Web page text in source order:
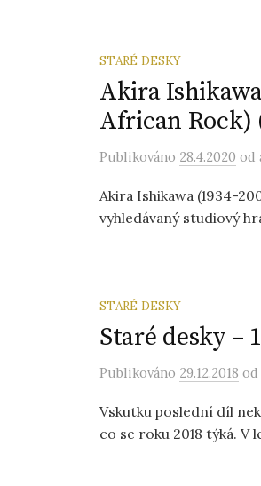
STARÉ DESKY
Akira
African Rock)
Publikováno 28.4.2020 od
Akira Ishikawa (1934-
vyhledávaný studiový
STARÉ DESKY
Staré desky –
Publikováno 29.12.2018 od
Vskutku poslední díl
co se roku 2018 týká. V